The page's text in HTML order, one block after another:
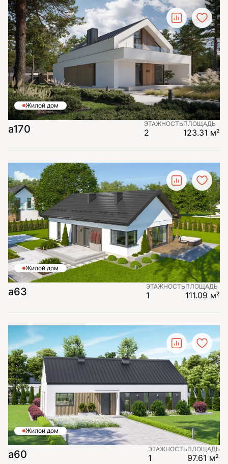
Жилой дом
a170 ЭТАЖНОСТЬ
2
ПЛОЩАДЬ
123.31 м²
Жилой дом
a63 ЭТАЖНОСТЬ
1
ПЛОЩАДЬ
111.09 м²
Жилой дом
a60 ЭТАЖНОСТЬ
1
ПЛОЩАДЬ
97.61 м²